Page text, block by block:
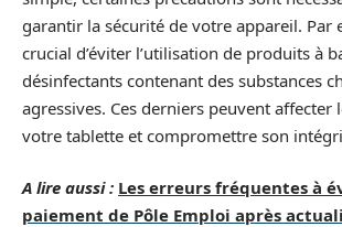
garantir la sécurité de votre appareil. Par
crucial d’éviter l’utilisation de produits à
désinfectants contenant des substances
agressives. Ces derniers peuvent affecter
votre tablette et compromettre son
A lire aussi : Les erreurs fréquentes à
paiement de Pôle Emploi après